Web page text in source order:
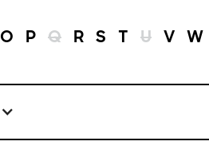
O P Q R S T U V W